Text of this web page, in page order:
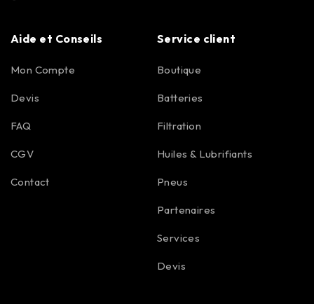
Aide et Conseils
Mon Compte
Devis
FAQ
CGV
Contact
Service client
Boutique
Batteries
Filtration
Huiles & Lubrifiants
Pneus
Partenaires
Services
Devis